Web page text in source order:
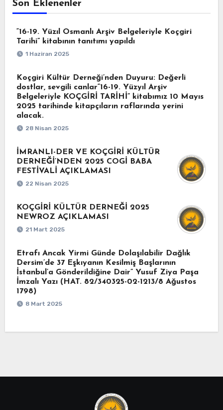
Son Eklenenler
“16-19. Yüzıl Osmanlı Arşiv Belgeleriyle Koçgiri
Tarihi” kitabının tanıtımı yapıldı
1 Haziran 2025
Koçgiri Kültür Derneği’nden Duyuru: Değerli
dostlar, sevgili canlar“16-19. Yüzyıl Arşiv
Belgeleriyle KOÇGİRİ TARİHİ” kitabımız 10 Mayıs
2025 tarihinde kitapçıların raflarında yerini
alacak.
28 Nisan 2025
İMRANLI-DER VE KOÇGİRİ KÜLTÜR
DERNEĞİ’NDEN 2025 COGİ BABA
FESTİVALİ AÇIKLAMASI
22 Nisan 2025
KOÇGİRİ KÜLTÜR DERNEĞİ 2025
NEWROZ AÇIKLAMASI
21 Mart 2025
Etrafı Ancak Yirmi Günde Dolaşılabilir Dağlık
Dersim’de 37 Eşkıyanın Kesilmiş Başlarının
İstanbul’a Gönderildiğine Dair” Yusuf Ziya Paşa
İmzalı Yazı (HAT. 82/340325-02-1213/8 Ağustos
1798)
8 Mart 2025